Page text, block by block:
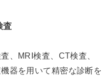
査
、MRI検査、CT検査、
器を用いて精密な診断を